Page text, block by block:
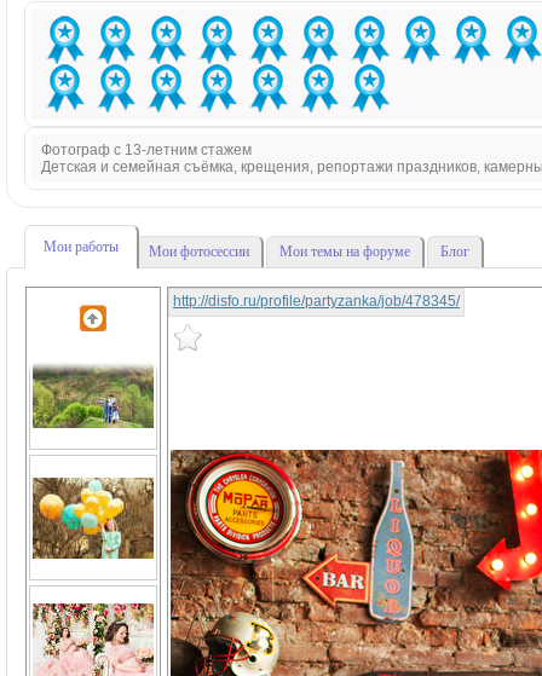
Фотограф с 13-летним стажем
Детская и семейная съёмка, крещения, репортажи праздников,
Мои работы Мои фотосессии Мои темы на форуме Блог
http://disfo.ru/profile/partyzanka/job/478345/